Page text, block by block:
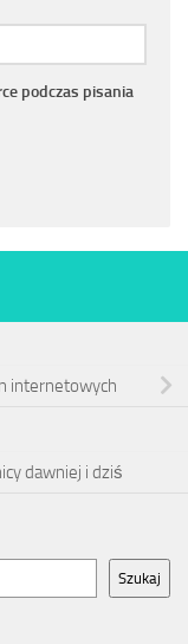
podczas pisania
internetowych
dawniej i dziś
Szukaj